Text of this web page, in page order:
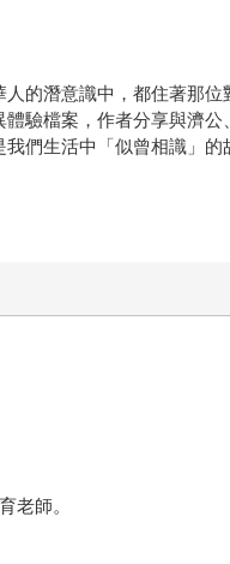
的潛意識中，都住著那位
體驗檔案，作者分享與濟
們生活中「似曾相識」
老師。